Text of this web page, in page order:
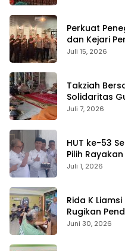
Perkuat
dan Kejari
Juli 15, 2026
Takziah
Solidaritas
yang Berduka
Juli 7, 2026
HUT ke-53
Pilih
Juli 1, 2026
Rida K
Rugikan
Juni 30, 2026